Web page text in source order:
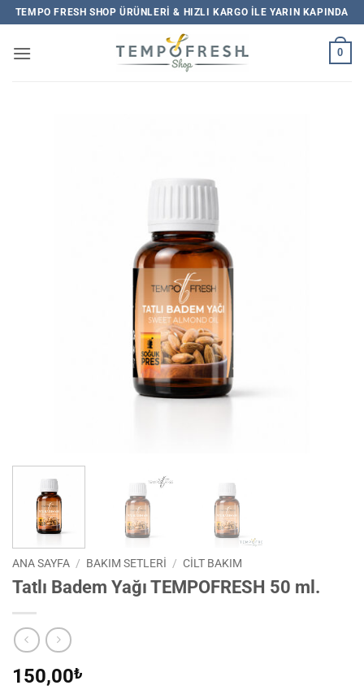
İçeriğe
atla
TEMPO FRESH SHOP ÜRÜNLERI & HIZLI KARGO ILE YARIN KAPINDA
0
ANA SAYFA / BAKIM SETLERİ / CILT BAKIM
Tatlı Badem Yağı TEMPOFRESH 50 ml.
150,00₺